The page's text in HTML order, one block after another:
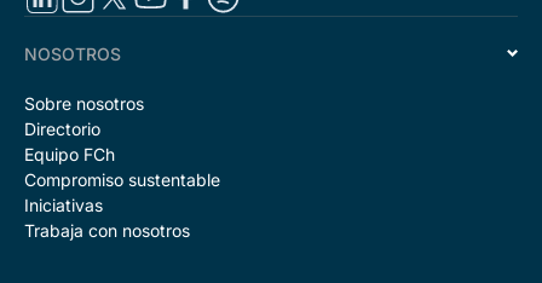
NOSOTROS
Sobre nosotros
Directorio
Equipo FCh
Compromiso sustentable
Iniciativas
Trabaja con nosotros